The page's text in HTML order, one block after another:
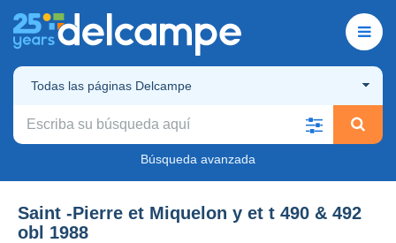
Todas las páginas Delcampe
Búsqueda avanzada
Saint -Pierre et Miquelon y et t 490 & 492
obl 1988